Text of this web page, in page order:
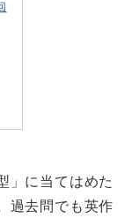
」に当てはめた
過去問でも英作